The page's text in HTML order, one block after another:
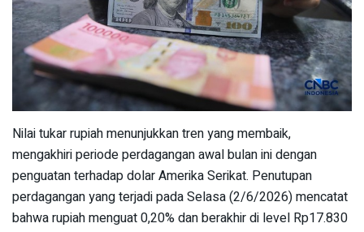
Nilai tukar rupiah menunjukkan tren yang membaik,
mengakhiri periode perdagangan awal bulan ini dengan
penguatan terhadap dolar Amerika Serikat. Penutupan
perdagangan yang terjadi pada Selasa (2/6/2026) mencatat
bahwa rupiah menguat 0,20% dan berakhir di level Rp17.830